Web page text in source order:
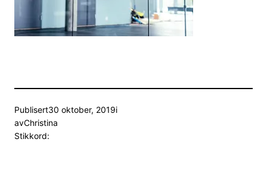
Publisert30 oktober, 2019i
avChristina
Stikkord: